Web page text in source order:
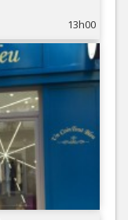
13h00